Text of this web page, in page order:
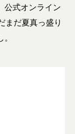
公式オンライン
まだ夏真っ盛り